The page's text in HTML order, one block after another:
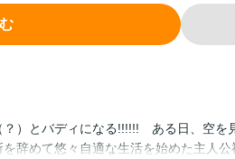
）とバディになる!!!!!! ある日、空を
辞めて悠々自適な生活を始めた主人